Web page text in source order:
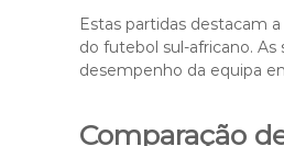
Estas partidas destacam
do futebol sul-africano.
desempenho da equipa
Comparação